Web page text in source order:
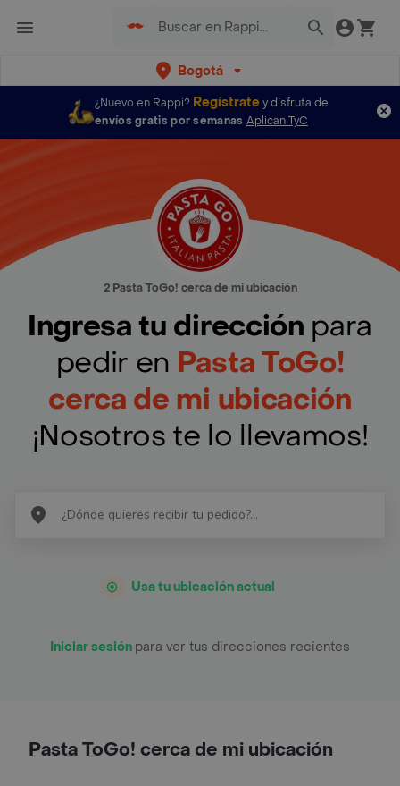
Bogotá
¿Nuevo en Rappi? Regístratey disfruta de
envíos gratis por semanas Aplican TyC
2 Pasta ToGo! cerca de mi ubicación
Ingresa tu dirección para
pedir en Pasta ToGo!
cerca de mi ubicación
¡Nosotros te lo llevamos!
Usa tu ubicación actual
Iniciar sesión para ver tus direcciones recientes
Pasta ToGo! cerca de mi ubicación